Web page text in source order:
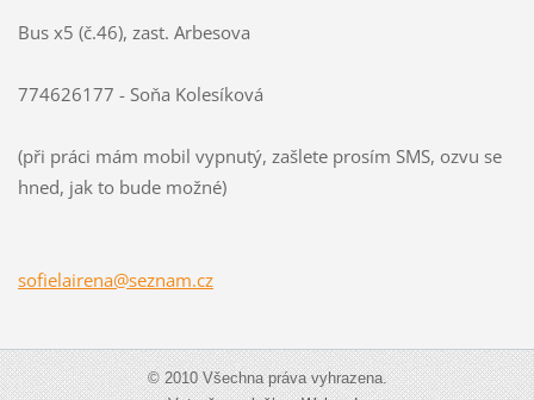
Bus x5 (č.46), zast. Arbesova
774626177 - Soňa Kolesíková
(při práci mám mobil vypnutý, zašlete prosím SMS, ozvu se
hned, jak to bude možné)
sofielairena@seznam.cz
© 2010 Všechna práva vyhrazena.